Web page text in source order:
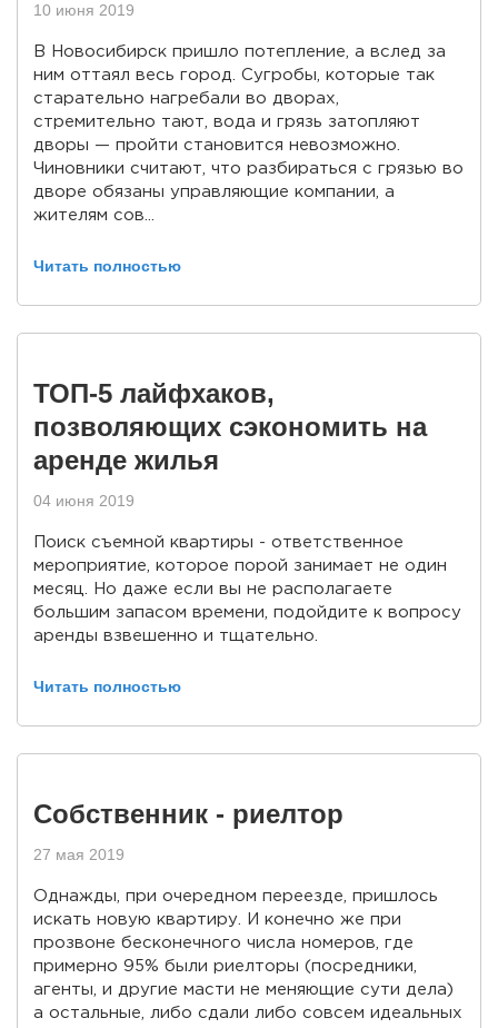
10 июня 2019
В Новосибирск пришло потепление, а вслед за
ним оттаял весь город. Сугробы, которые так
старательно нагребали во дворах,
стремительно тают, вода и грязь затопляют
дворы — пройти становится невозможно.
Чиновники считают, что разбираться с грязью во
дворе обязаны управляющие компании, а
жителям сов...
Читать полностью
ТОП-5 лайфхаков,
позволяющих сэкономить на
аренде жилья
04 июня 2019
Поиск съемной квартиры - ответственное
мероприятие, которое порой занимает не один
месяц. Но даже если вы не располагаете
большим запасом времени, подойдите к вопросу
аренды взвешенно и тщательно.
Читать полностью
Собственник - риелтор
27 мая 2019
Однажды, при очередном переезде, пришлось
искать новую квартиру. И конечно же при
прозвоне бесконечного числа номеров, где
примерно 95% были риелторы (посредники,
агенты, и другие масти не меняющие сути дела)
а остальные, либо сдали либо совсем идеальных